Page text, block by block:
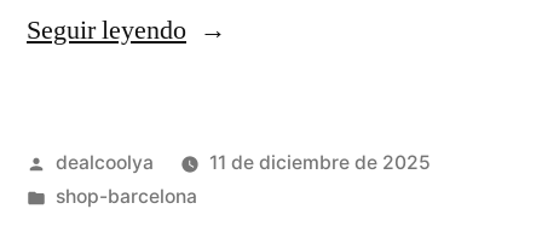
Seguir leyendo«Araujo
suspensión
Publicado
por
dealcoolya
11 de diciembre de 2025
Publicado
shop-barcelona